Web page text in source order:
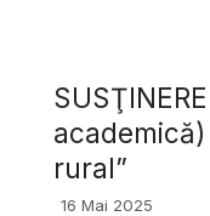
rural”
16 Mai 2025